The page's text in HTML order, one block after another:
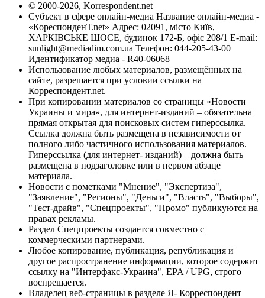
© 2000-2026, Korrespondent.net
Субъект в сфере онлайн-медиа Название онлайн-медиа -
«КореспонденТ.net» Адрес: 02091, місто Київ,
ХАРКІВСЬКЕ ШОСЕ, будинок 172-Б, офіс 208/1 E-mail:
sunlight@mediadim.com.ua Телефон: 044-205-43-00
Идентификатор медиа - R40-06068
Использование любых материалов, размещённых на
сайте, разрешается при условии ссылки на
Корреспондент.net.
При копировании материалов со страницы «Новости
Украины и мира», для интернет-изданий – обязательна
прямая открытая для поисковых систем гиперссылка.
Ссылка должна быть размещена в независимости от
полного либо частичного использования материалов.
Гиперссылка (для интернет- изданий) – должна быть
размещена в подзаголовке или в первом абзаце
материала.
Новости с пометками "Мнение", "Экспертиза",
"Заявление", "Регионы", "Деньги", "Власть", "Выборы",
"Тест-драйв", "Спецпроекты", "Промо" публикуются на
правах рекламы.
Раздел Спецпроекты создается совместно с
коммерческими партнерами.
Любое копирование, публикация, републикация и
другое распространение информации, которое содержит
ссылку на "Интерфакс-Украина", EPA / UPG, строго
воспрещается.
Владелец веб-страницы в разделе Я- Корреспондент